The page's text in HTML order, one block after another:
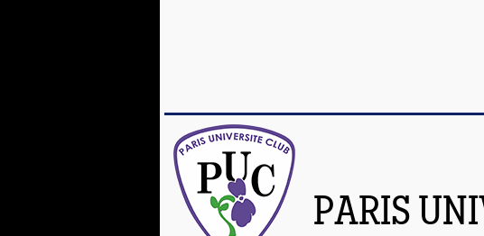
PARIS